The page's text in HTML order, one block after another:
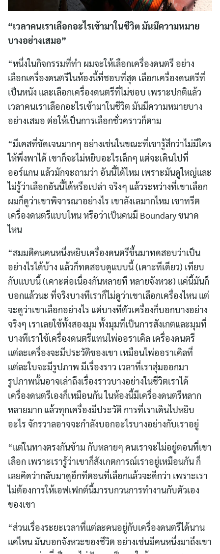
for:
“เวลาคนเราเลือกอะไรเข้ามาในชีวิต มันมีความหมาย
บางอย่างเสมอ”
“หนึ่งในกิจกรรมที่ทำ ผมจะให้เลือกเครื่องดนตรี อย่าง
เลือกเครื่องดนตรีในห้องนี้ที่ชอบที่สุด เลือกเครื่องดนตรีที่
เป็นหนัง และเลือกเครื่องดนตรีที่ไม่ชอบ เพราะปกติแล้ว
เวลาคนเราเลือกอะไรเข้ามาในชีวิต มันมีความหมายบาง
อย่างเสมอ ต่อให้เป็นการเลือกชั่วคราวก็ตาม
“มีเคสที่ชัดเจนมากๆ อย่างเช่นในขณะที่เขารู้สึกว่าไม่มีใคร
ให้พึ่งพาได้ เขาก็จะไม่หยิบอะไรเล็กๆ แต่จะเดินไปที่
ออร์แกน แล้วมักจะถามว่า อันนี้ได้ไหม เพราะมันดูใหญ่และ
ไม่รู้ว่าเลือกอันนี้ได้หรือเปล่า จริงๆ แล้วระหว่างที่เขาเลือก
ผมก็ดูว่าเขาพิจารณาอย่างไร เขาลังเลมากไหม เขาทรีต
เครื่องดนตรีแบบไหน หรือว่าเป็นคนมี Boundary ขนาด
ไหน
“สมมติคนคนหนึ่งหยิบเครื่องดนตรีขึ้นมาทดสอบว่าเป็น
อย่างไรได้บ้าง แล้วก็ทดสอบดูแบบนี้ (เคาะทีเดียว) เทียบ
กับแบบนี้ (เคาะต่อเนื่องกันหลายที หลายจังหวะ) แค่นี้มันก็
บอกแล้วนะ ที่จริงบางทีเราก็ไม่ดูว่าเขาเลือกเครื่องไหน แต่
จะดูว่าเขาเลือกอย่างไร แต่บางทีตัวเครื่องก็บอกบางอย่าง
จริงๆ เราเลยใช้ทั้งสองมุม ทั้งมุมที่เป็นการสังเกตและมุมที่
บางทีเราใช้เครื่องดนตรีแทนไพ่ออราเคิล เครื่องดนตรี
แต่ละเครื่องจะมีประวัติของเขา เหมือนไพ่ออราเคิลที่
แต่ละใบจะมีรูปภาพ มีเรื่องราว เวลาที่เราสุ่มออกมา
รูปภาพนั้นอาจเล่าถึงเรื่องราวบางอย่างในชีวิตเราได้
เครื่องดนตรีเองก็เหมือนกัน ในห้องนี้มีเครื่องดนตรีหลาก
หลายมาก แล้วทุกเครื่องมีประวัติ การที่เราเดินไปหยิบ
อะไร จักรวาลอาจจะกำลังบอกอะไรบางอย่างกับเราอยู่
“แต่ในทางตรงกันข้าม กับหลายๆ คนเราจะไม่อยู่ตอนที่เขา
เลือก เพราะเรารู้ว่าเขาก็สังเกตการณ์เราอยู่เหมือนกัน ก็
เลยคิดว่ากลับมาดูอีกทีตอนที่เลือกแล้วจะดีกว่า เพราะเรา
ไม่ต้องการให้เอฟเฟกต์นี้มารบกวนการทำงานกับตัวเอง
ของเขา
“ส่วนเรื่องระยะเวลาที่แต่ละคนอยู่กับเครื่องดนตรีได้นาน
แค่ไหน มันบอกจังหวะของชีวิต อย่างเช่นมีคนหนึ่งมาถึงเขา